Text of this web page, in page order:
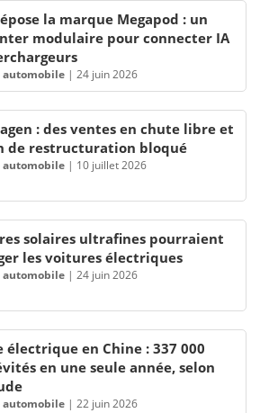
la marque Megapod : un
modulaire pour connecter IA
| 24 juin 2026
: des ventes en chute libre et
de restructuration bloqué
| 10 juillet 2026
solaires ultrafines pourraient
les voitures électriques
| 24 juin 2026
électrique en Chine : 337 000
en une seule année, selon
| 22 juin 2026